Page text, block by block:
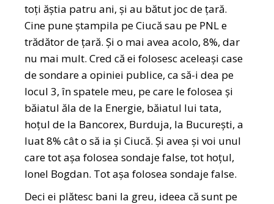
toți ăștia patru ani, și au bătut joc de țară.
Cine pune ștampila pe Ciucă sau pe PNL e
trădător de țară. Și o mai avea acolo, 8%, dar
nu mai mult. Cred că ei folosesc aceleași case
de sondare a opiniei publice, ca să-i dea pe
locul 3, în spatele meu, pe care le folosea și
băiatul ăla de la Energie, băiatul lui tata,
hoțul de la Bancorex, Burduja, la București, a
luat 8% cât o să ia și Ciucă. Și avea și voi unul
care tot așa folosea sondaje false, tot hoțul,
Ionel Bogdan. Tot așa folosea sondaje false.
Deci ei plătesc bani la greu, ideea că sunt pe